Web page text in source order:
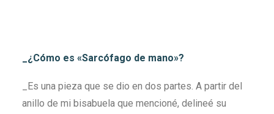
_¿Cómo es «Sarcófago de mano»?
_Es una pieza que se dio en dos partes. A partir del
anillo de mi bisabuela que mencioné, delineé su